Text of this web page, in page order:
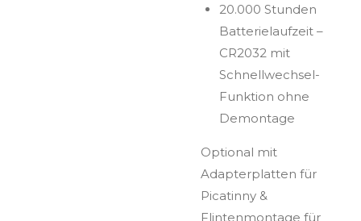
20.000 Stunden
Batterielaufzeit –
CR2032 mit
Schnellwechsel-
Funktion ohne
Demontage
Optional mit
Adapterplatten für
Picatinny &
Flintenmontage für